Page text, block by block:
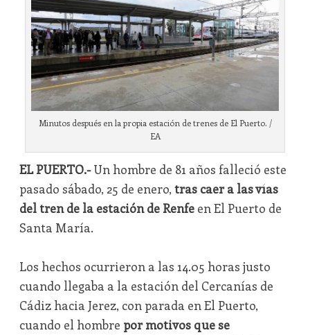
Minutos después en la propia estación de trenes de El Puerto. /
EA
EL PUERTO.-Un hombre de 81 años falleció este
pasado sábado, 25 de enero, tras caer a las vías
del tren de la estación de Renfeen El Puerto de
Santa María.
Los hechos ocurrieron a las 14.05 horas justo
cuando llegaba a la estación del Cercanías de
Cádiz hacia Jerez, con parada en El Puerto,
cuando el hombre por motivos que se